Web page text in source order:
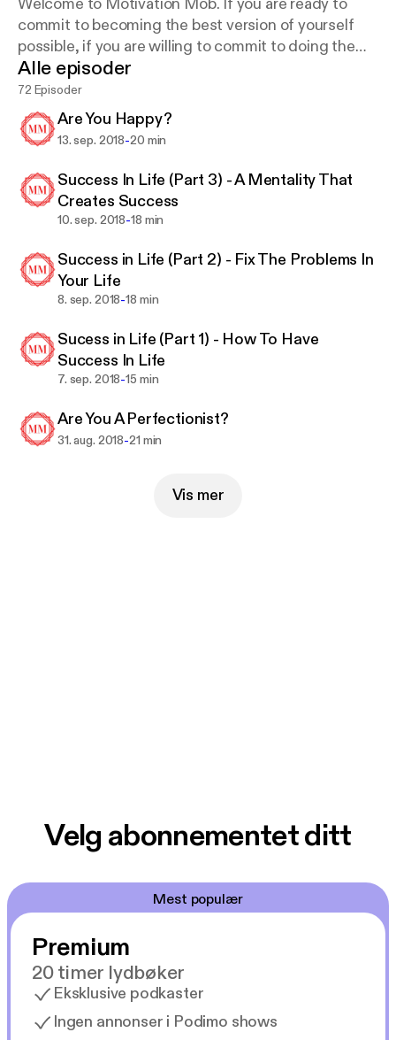
commit to becoming the best version of yourself
possible, if you are willing to commit to doing the
impossible, then this podcast is for you. Welcome to
the Mob.
Alle episoder
72 Episoder
Are You Happy?
13. sep. 2018-20 min
Success In Life (Part 3) - A Mentality That
Creates Success
10. sep. 2018-18 min
Success in Life (Part 2) - Fix The Problems In
Your Life
8. sep. 2018-18 min
Sucess in Life (Part 1) - How To Have
Success In Life
7. sep. 2018-15 min
Are You A Perfectionist?
31. aug. 2018-21 min
Vis mer
Velg abonnementet ditt
Mest populær
Premium
20 timer lydbøker
Eksklusive podkaster
Ingen annonser i Podimo shows